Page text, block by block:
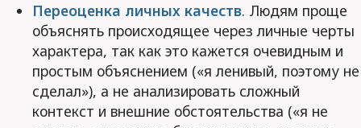
Переоценка личных качеств. Людям проще
объяснять происходящее через личные черты
характера, так как это кажется очевидным и
простым объяснением («я ленивый, поэтому не
сделал»), а не анализировать сложный
контекст и внешние обстоятельства («я не